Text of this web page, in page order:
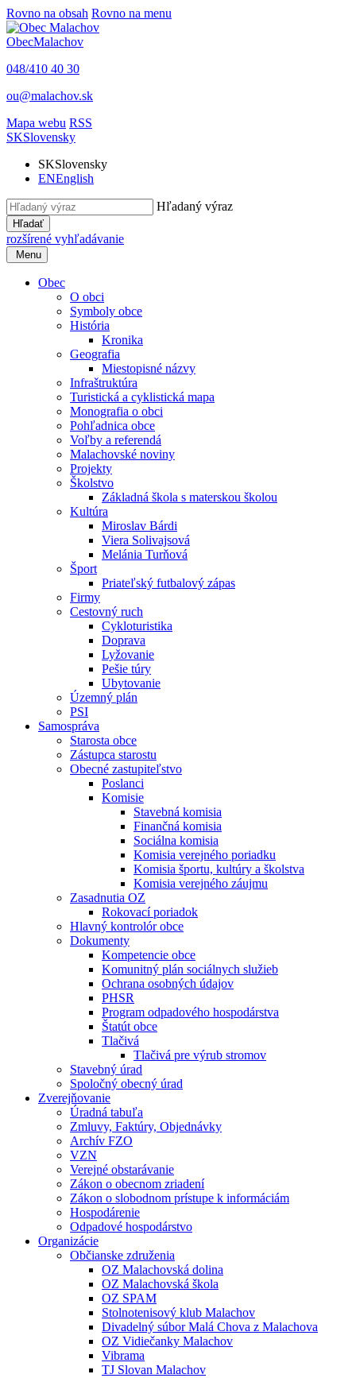
Rovno na obsah Rovno na menu
ObecMalachov
048/410 40 30
ou@malachov.sk
Mapa webu RSS
SKSlovensky
SKSlovensky
ENEnglish
Hľadaný výraz
Hľadať
rozšírené vyhľadávanie
Menu
Obec
O obci
Symboly obce
História
Kronika
Geografia
Miestopisné názvy
Infraštruktúra
Turistická a cyklistická mapa
Monografia o obci
Pohľadnica obce
Voľby a referendá
Malachovské noviny
Projekty
Školstvo
Základná škola s materskou školou
Kultúra
Miroslav Bárdi
Viera Solivajsová
Melánia Turňová
Šport
Priateľský futbalový zápas
Firmy
Cestovný ruch
Cykloturistika
Doprava
Lyžovanie
Pešie túry
Ubytovanie
Územný plán
PSI
Samospráva
Starosta obce
Zástupca starostu
Obecné zastupiteľstvo
Poslanci
Komisie
Stavebná komisia
Finančná komisia
Sociálna komisia
Komisia verejného poriadku
Komisia športu, kultúry a školstva
Komisia verejného záujmu
Zasadnutia OZ
Rokovací poriadok
Hlavný kontrolór obce
Dokumenty
Kompetencie obce
Komunitný plán sociálnych služieb
Ochrana osobných údajov
PHSR
Program odpadového hospodárstva
Štatút obce
Tlačivá
Tlačivá pre výrub stromov
Stavebný úrad
Spoločný obecný úrad
Zverejňovanie
Úradná tabuľa
Zmluvy, Faktúry, Objednávky
Archív FZO
VZN
Verejné obstarávanie
Zákon o obecnom zriadení
Zákon o slobodnom prístupe k informáciám
Hospodárenie
Odpadové hospodárstvo
Organizácie
Občianske združenia
OZ Malachovská dolina
OZ Malachovská škola
OZ SPAM
Stolnotenisový klub Malachov
Divadelný súbor Malá Chova z Malachova
OZ Vidiečanky Malachov
Vibrama
TJ Slovan Malachov